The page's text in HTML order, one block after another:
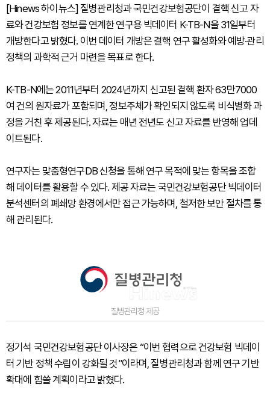
[Hinews 하이뉴스] 질병관리청과 국민건강보험공단이 결핵 신고 자
료와 건강보험 정보를 연계한 연구용 빅데이터 K-TB-N을 31일부터
개방한다고 밝혔다. 이번 데이터 개방은 결핵 연구 활성화와 예방·관리
정책의 과학적 근거 마련을 목표로 한다.
K-TB-N에는 2011년부터 2024년까지 신고된 결핵 환자 63만7000
여 건의 원자료가 포함되며, 정보주체가 확인되지 않도록 비식별화 과
정을 거친 후 제공된다. 자료는 매년 전년도 신고 자료를 반영해 업데
이트된다.
연구자는 맞춤형연구DB 신청을 통해 연구 목적에 맞는 항목을 조합
해 데이터를 활용할 수 있다. 제공 자료는 국민건강보험공단 빅데이터
분석센터의 폐쇄망 환경에서만 접근 가능하며, 철저한 보안 절차를 통
해 관리된다.
질병관리청 제공
정기석 국민건강보험공단 이사장은 “이번 협력으로 건강보험 빅데이
터 기반 정책 수립이 강화될 것”이라며, 질병관리청과 함께 연구 기반
확대에 힘쓸 계획이라고 밝혔다.